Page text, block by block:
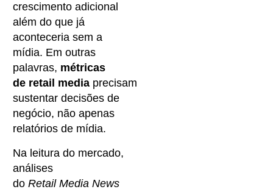
crescimento adicional
além do que já
aconteceria sem a
mídia. Em outras
palavras, métricas
de retail mediaprecisam
sustentar decisões de
negócio, não apenas
relatórios de mídia.
Na leitura do mercado,
análises
do Retail Media News